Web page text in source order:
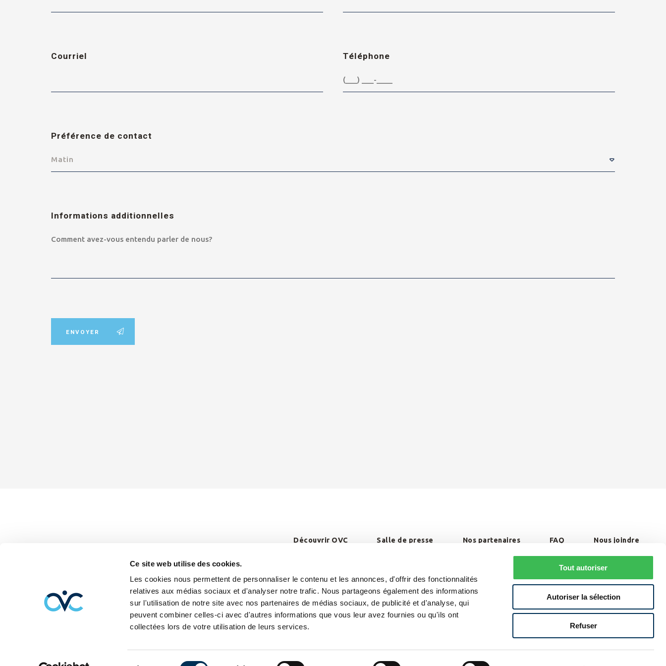
Ce site web utilise des cookies.
Les cookies nous permettent de personnaliser le contenu et les annonces, d'offrir des fonctionnalités
relatives aux médias sociaux et d'analyser notre trafic. Nous partageons également des informations
sur l'utilisation de notre site avec nos partenaires de médias sociaux, de publicité et d'analyse, qui
peuvent combiner celles-ci avec d'autres informations que vous leur avez fournies ou qu'ils ont
collectées lors de votre utilisation de leurs services.
Tout autoriser
Autoriser la sélection
Refuser
Courriel Téléphone
Préférence de contact
Matin
Informations additionnelles
ENVOYER
Découvrir OVC Salle de presse Nos partenaires FAQ Nous joindre
Traitement des plaintes et règlement de différends
Politique de confidentialité et avis légaux